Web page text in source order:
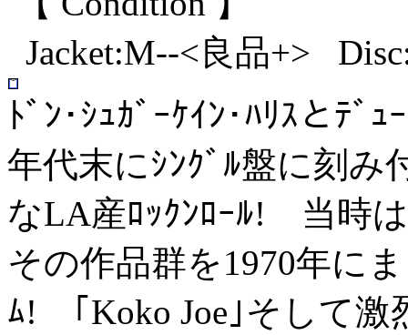
Jacket:M--<良品+>
ﾄﾞﾝ･ｼｭｶﾞｰｹｲﾝ･ﾊﾘｽとﾃﾞ
年代末にｼﾝｸﾞﾙ盤に刻み
なLA産ﾛｯｸﾝﾛｰﾙ! 当時
その作品群を1970年に
ﾑ! ｢Koko Joe｣そして激